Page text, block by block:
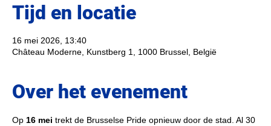
Tijd en locatie
16 mei 2026, 13:40
Château Moderne, Kunstberg 1, 1000 Brussel, België
Over het evenement
Op 16 mei trekt de Brusselse Pride opnieuw door de stad. Al 30